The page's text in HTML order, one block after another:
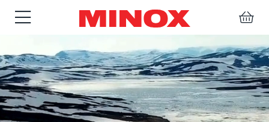
ZIELFERNROHREFERNGLÄSER SPEKTIVE ZUBEHÖR